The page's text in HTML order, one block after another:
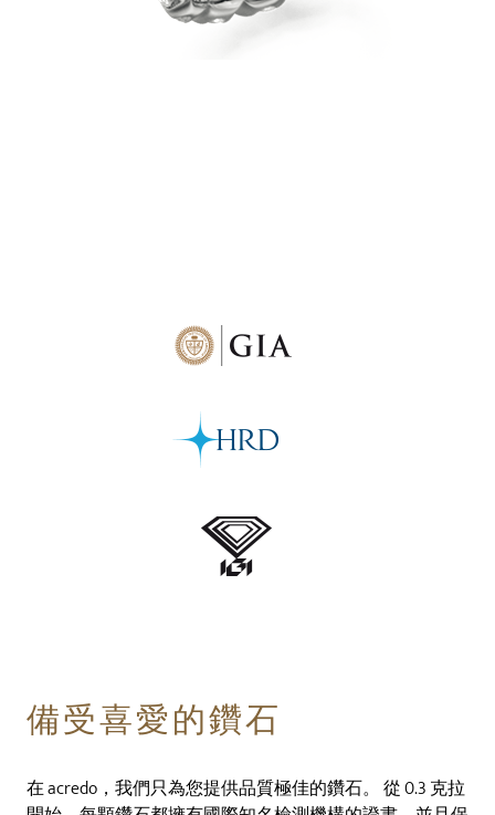
備受喜愛的鑽石
在 acredo，我們只為您提供品質極佳的鑽石。 從 0.3 克拉